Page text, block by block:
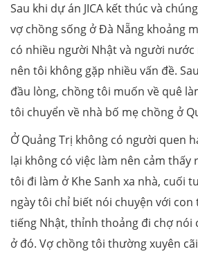
Sau khi dự án JICA kết thúc và
vợ chồng sống ở Đà Nẵng khoảng
có nhiều người Nhật và người nước
nên tôi không gặp nhiều vấn đề.
đầu lòng, chồng tôi muốn về quê
tôi chuyển về nhà bố mẹ chồng ở
Ở Quảng Trị không có người quen
lại không có việc làm nên cảm thấy
tôi đi làm ở Khe Sanh xa nhà, cuối
ngày tôi chỉ biết nói chuyện với
tiếng Nhật, thỉnh thoảng đi chợ nói
ở đó. Vợ chồng tôi thường xuyên